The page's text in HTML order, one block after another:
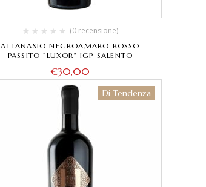
(0 recensione)
ATTANASIO NEGROAMARO ROSSO
PASSITO “LUXOR” IGP SALENTO
€30,00
Di Tendenza